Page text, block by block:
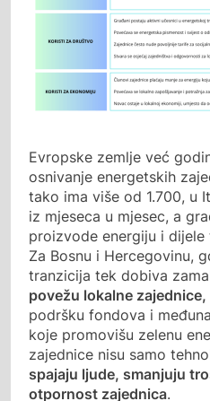
Evropske zemlje već
osnivanje energetskih
tako ima više od 1.700, u
iz mjeseca u mjesec, a
proizvode energiju i dijele
Za Bosnu i Hercegovinu,
tranzicija tek dobiva
povežu lokalne
podršku fondova i
koje promovišu zelenu
zajednice nisu samo
spajaju ljude, smanjuju
otpornost zajednica.